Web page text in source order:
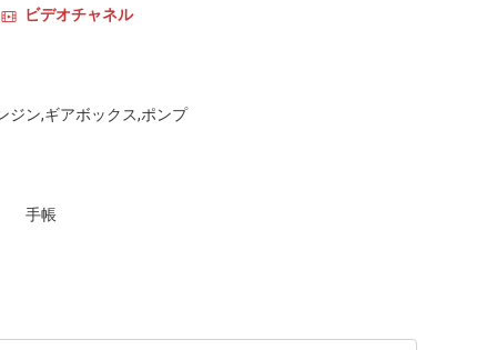
ビデオチャネル
ジン,ギアボックス,ポンプ
手帳